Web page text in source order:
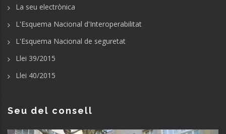
La seu electrònica
L'Esquema Nacional d'Interoperabilitat
L'Esquema Nacional de seguretat
Llei 39/2015
Llei 40/2015
Seu del consell